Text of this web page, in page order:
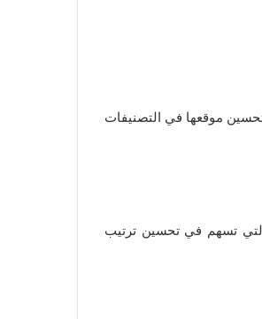
موقعها في التصنيفات
التي تسهم في تحسين ترتيب